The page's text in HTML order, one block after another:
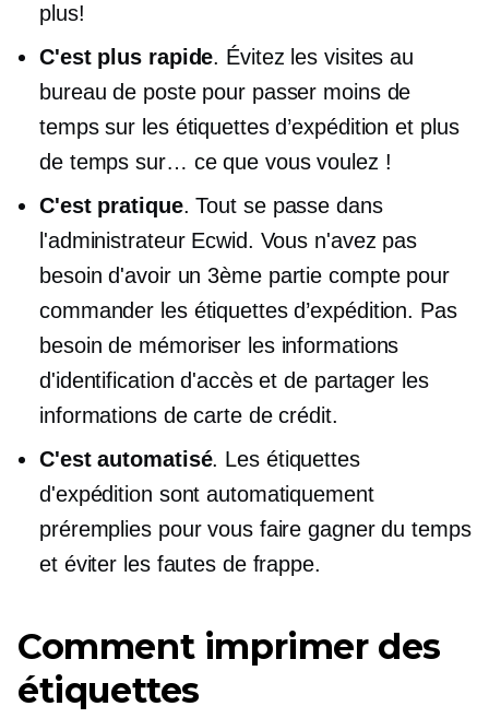
plus!
C'est plus rapide. Évitez les visites au
bureau de poste pour passer moins de
temps sur les étiquettes d’expédition et plus
de temps sur… ce que vous voulez !
C'est pratique. Tout se passe dans
l'administrateur Ecwid. Vous n'avez pas
besoin d'avoir un3ème partie compte pour
commander les étiquettes d’expédition. Pas
besoin de mémoriser les informations
d'identification d'accès et de partager les
informations de carte de crédit.
C'est automatisé. Les étiquettes
d'expédition sont automatiquement
préremplies pour vous faire gagner du temps
et éviter les fautes de frappe.
Comment imprimer des
étiquettes